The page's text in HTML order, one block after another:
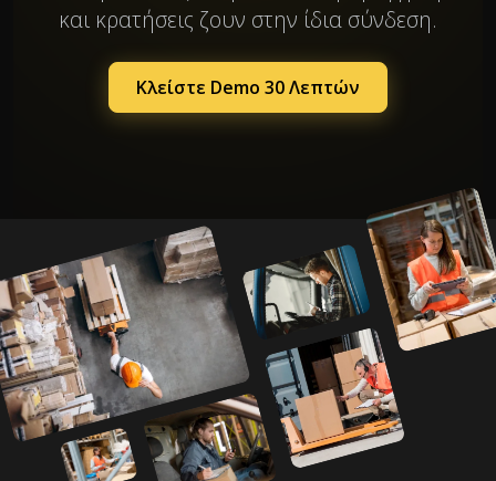
και κρατήσεις ζουν στην ίδια σύνδεση.
Κλείστε Demo 30 Λεπτών